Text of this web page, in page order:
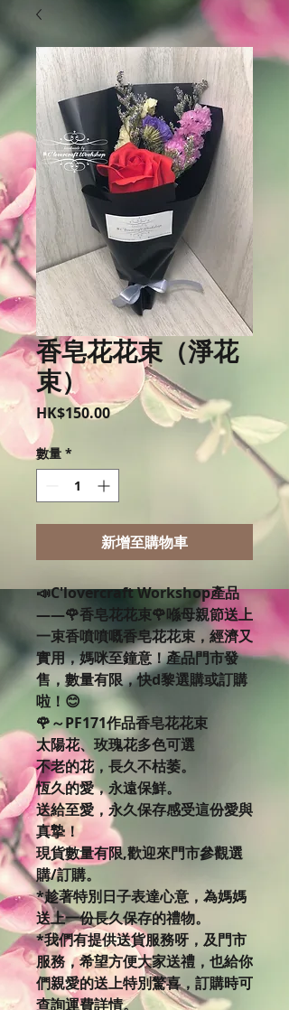
香皂花花束（淨花
束）
HK$150.00價
數量 *
新增至購物車
📣C'lovercraft Workshop產品
——🌹香皂花花束🌹喺母親節送上
一束香噴噴嘅香皂花花束，經濟又
實用，媽咪至鐘意！產品門市發
售，數量有限，快d黎選購或訂購
啦！😊
🌹～PF171作品香皂花花束
太陽花、玫瑰花多色可選
不老的花，長久不枯萎。
恆久的愛，永遠保鮮。
送給至愛，永久保存感受這份愛與
真摯！
現貨數量有限,歡迎來門市參觀選
購/訂購。
*趁著特別日子表達心意，為媽媽
送上一份長久保存的禮物。
*我們有提供送貨服務呀，及門市
服務，希望方便大家送禮，也給你
們親愛的送上特別驚喜，訂購時可
查詢運費詳情。